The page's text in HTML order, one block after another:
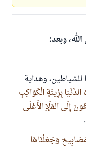
وبعد:
للشياطين، وهداية
الدُّنْيَا بِزِينَةٍ الْكَوَاكِبِ
إِلَى الْمَلَإِ الْأَعْلَى
وَجَعَلْنَاهَا